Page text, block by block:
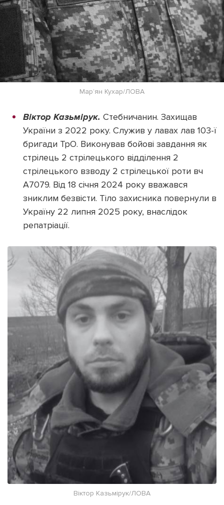
Марʼян Кухар/ЛОВА
Віктор Казьмірук. Стебничанин. Захищав
України з 2022 року. Служив у лавах лав 103-ї
бригади ТрО. Виконував бойові завдання як
стрілець 2 стрілецького відділення 2
стрілецького взводу 2 стрілецької роти вч
А7079. Від 18 січня 2024 року вважався
зниклим безвісти. Тіло захисника повернули в
Україну 22 липня 2025 року, внаслідок
репатріації.
Віктор Казьмірук/ЛОВА